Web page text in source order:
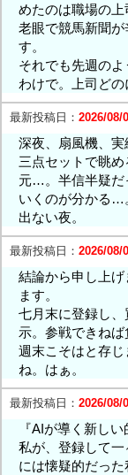
めたのは職場の
老眼で競馬新聞
す。
それでも先週の
わけで。上司どの
最新投稿日： 2026/08/
深夜、扇風機、実
三点セットで眺
元…。半信半疑だ
いくのが分かる…
出ない夜。
最新投稿日： 2026/08/
結論から申し上
ます。
七月末に登録し
示。参戦できね
週末こそはと存
ね。はぁ。
最新投稿日： 2026/08/
『AIが導く新し
私が、登録して
には懐疑的だっ